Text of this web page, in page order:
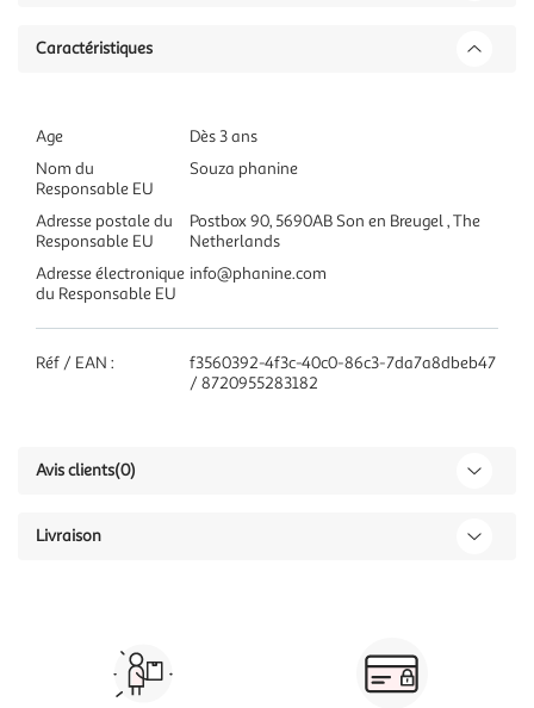
Caractéristiques
Age
Dès 3 ans
Nom du
Responsable EU
Souza phanine
Adresse postale du
Responsable EU
Postbox 90, 5690AB Son en Breugel , The
Netherlands
Adresse électronique
du Responsable EU
info@phanine.com
Réf / EAN :
f3560392-4f3c-40c0-86c3-7da7a8dbeb47
/ 8720955283182
Avis clients(0)
Livraison